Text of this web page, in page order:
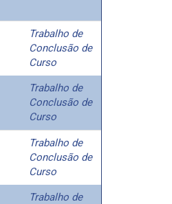
Trabalho de
Conclusão de
Curso
Trabalho de
Conclusão de
Curso
Trabalho de
Conclusão de
Curso
Trabalho de